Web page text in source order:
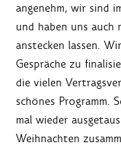
angenehm, wir sind
und haben uns
anstecken lassen.
Gespräche zu
die vielen
schönes Programm.
mal wieder
Weihnachten